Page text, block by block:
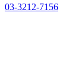
03-3212-7156